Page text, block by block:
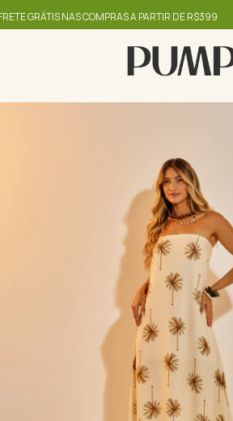
NAS COMPRAS A PARTIR DE R$399 até